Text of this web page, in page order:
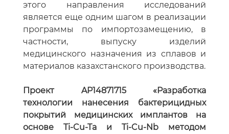
этого направления исследований
является еще одним шагом в реализации
программы по импортозамещению, в
частности, выпуску изделий
медицинского назначения из сплавов и
материалов казахстанского производства.
Проект AP14871715 «Разработка
технологии нанесения бактерицидных
покрытий медицинских имплантов на
основе Ti-Cu-Ta и Ti-Cu-Nb методом